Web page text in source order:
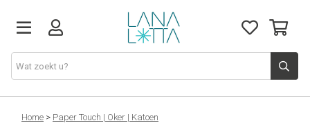
Stoffen
Home > Paper Touch | Oker | Katoen